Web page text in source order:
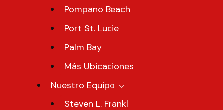
Pompano Beach
Port St. Lucie
Palm Bay
Más Ubicaciones
Nuestro Equipo
Steven L. Frankl